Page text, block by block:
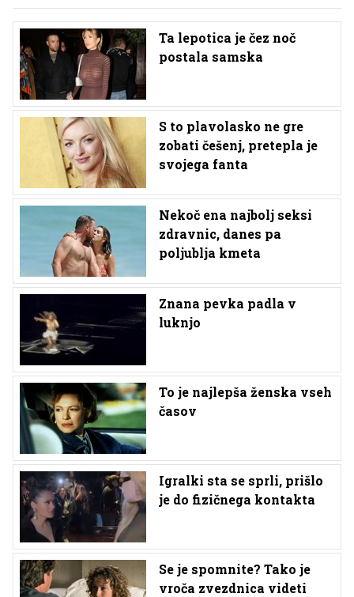
Ta lepotica je čez noč
postala samska
S to plavolasko ne gre
zobati češenj, pretepla je
svojega fanta
Nekoč ena najbolj seksi
zdravnic, danes pa
poljublja kmeta
Znana pevka padla v
luknjo
To je najlepša ženska vseh
časov
Igralki sta se sprli, prišlo
je do fizičnega kontakta
Se je spomnite? Tako je
vroča zvezdnica videti